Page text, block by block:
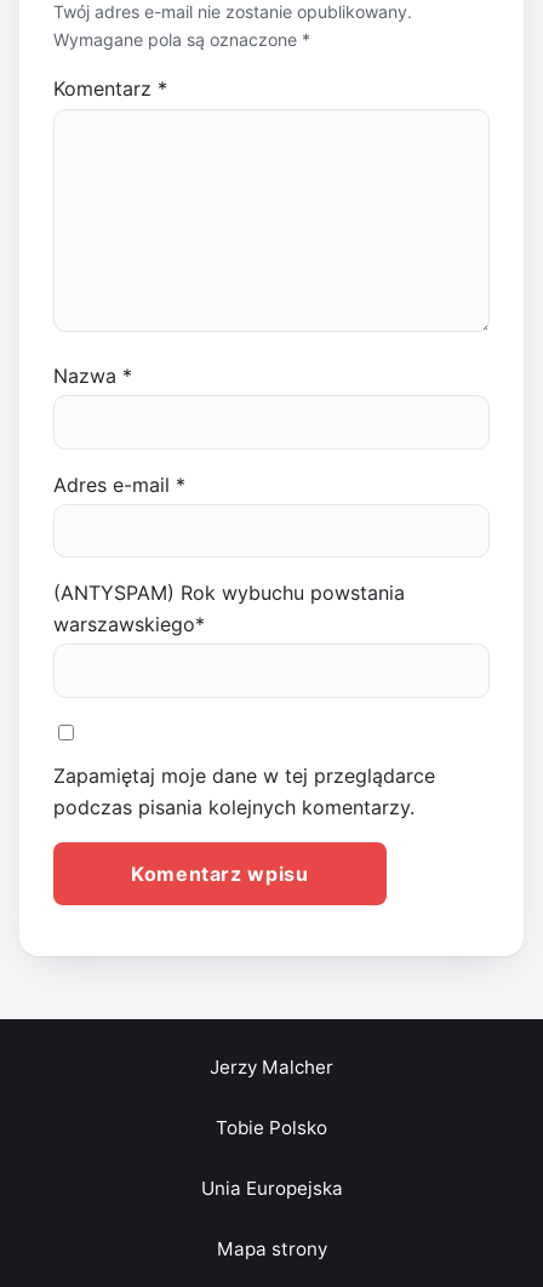
Twój adres e-mail nie zostanie opublikowany.
Wymagane pola są oznaczone *
Komentarz *
Nazwa *
Adres e-mail *
(ANTYSPAM) Rok wybuchu powstania
warszawskiego*
Zapamiętaj moje dane w tej przeglądarce
podczas pisania kolejnych komentarzy.
Jerzy Malcher
Tobie Polsko
Unia Europejska
Mapa strony